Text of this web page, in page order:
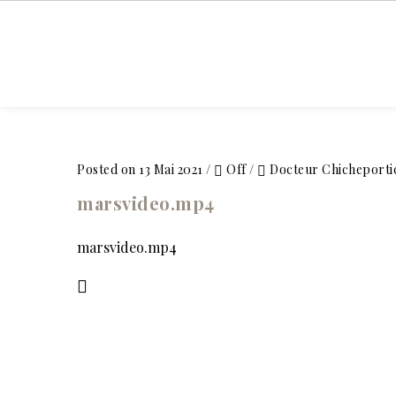
Posted on 13 Mai 2021 / Off/ Docteur
marsvideo.mp4
marsvideo.mp4